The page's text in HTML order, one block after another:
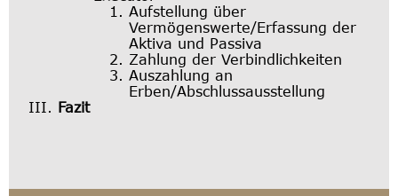
Aufstellung über
Vermögenswerte/Erfassung der
Aktiva und Passiva
Zahlung der Verbindlichkeiten
Auszahlung an
Erben/Abschlussausstellung
Fazit